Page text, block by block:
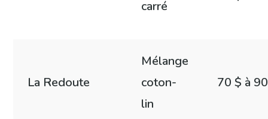
carré
La Redoute
Mélange
coton-
lin
70 $ à